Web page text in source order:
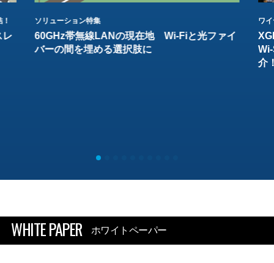
レ
ソリューション特集
60GHz帯無線LANの現在地 Wi-Fiと光ファイ
バーの間を埋める選択肢に
ワ
介
WHITE PAPER ホワイトペーパー